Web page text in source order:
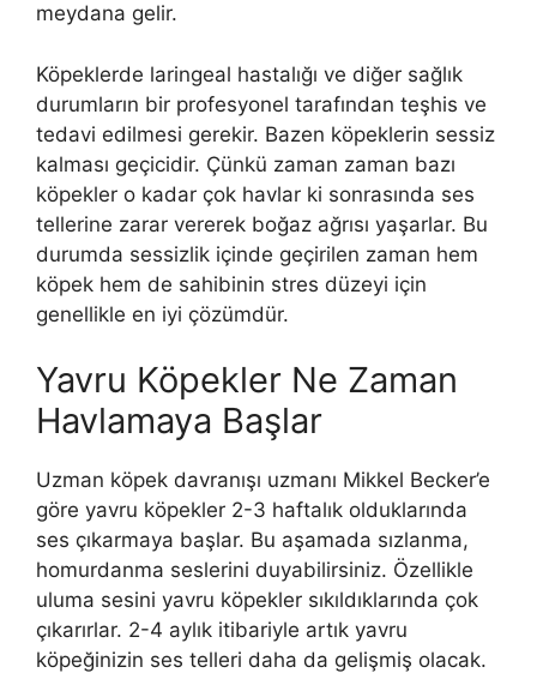
meydana gelir.
Köpeklerde laringeal hastalığı ve diğer sağlık
durumların bir profesyonel tarafından teşhis ve
tedavi edilmesi gerekir. Bazen köpeklerin sessiz
kalması geçicidir. Çünkü zaman zaman bazı
köpekler o kadar çok havlar ki sonrasında ses
tellerine zarar vererek boğaz ağrısı yaşarlar. Bu
durumda sessizlik içinde geçirilen zaman hem
köpek hem de sahibinin stres düzeyi için
genellikle en iyi çözümdür.
Yavru Köpekler Ne Zaman
Havlamaya Başlar
Uzman köpek davranışı uzmanı Mikkel Becker’e
göre yavru köpekler 2-3 haftalık olduklarında
ses çıkarmaya başlar. Bu aşamada sızlanma,
homurdanma seslerini duyabilirsiniz. Özellikle
uluma sesini yavru köpekler sıkıldıklarında çok
çıkarırlar. 2-4 aylık itibariyle artık yavru
köpeğinizin ses telleri daha da gelişmiş olacak.